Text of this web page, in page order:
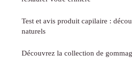
Test et avis produit capilaire :
naturels
Découvrez la collection de